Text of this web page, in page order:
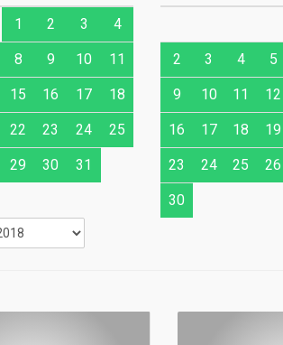
1 2 3 4
8 9 10 11
15 16 17 18
22 23 24 25
29 30 31
2 3 4 5
9 10 11 12
16 17 18 19
23 24 25 26
30